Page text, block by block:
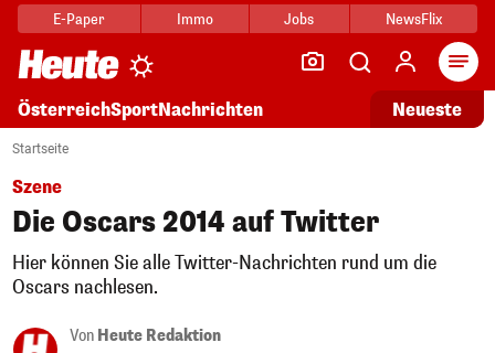
E-Paper Immo Jobs NewsFlix
ÖsterreichSportNachrichten Neueste
Startseite
Szene
Die Oscars 2014 auf Twitter
Hier können Sie alle Twitter-Nachrichten rund um die
Oscars nachlesen.
Von Heute Redaktion